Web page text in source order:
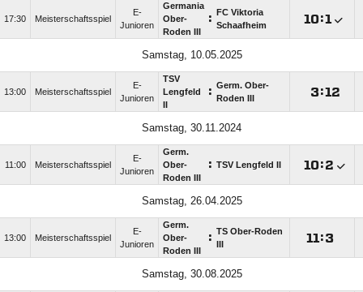
17:30 Meisterschaftsspiel
E-
Junioren
Germania
Ober-
Roden III
:
FC Viktoria
Schaafheim
:
Samstag, 10.05.2025
13:00 Meisterschaftsspiel
E-
Junioren
TSV
Lengfeld
: Germ. Ober-
Roden III
:
Samstag, 30.11.2024
11:00 Meisterschaftsspiel
E-
Junioren
Germ.
Ober-
Roden III
: TSV Lengfeld II :
Samstag, 26.04.2025
13:00 Meisterschaftsspiel
E-
Junioren
Germ.
Ober-
Roden III
: TS Ober-Roden
:
Samstag, 30.08.2025